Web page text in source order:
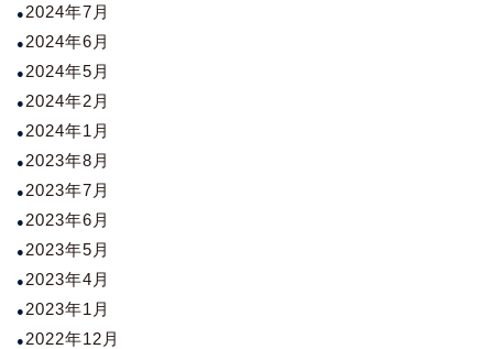
2024年7月
2024年6月
2024年5月
2024年2月
2024年1月
2023年8月
2023年7月
2023年6月
2023年5月
2023年4月
2023年1月
2022年12月